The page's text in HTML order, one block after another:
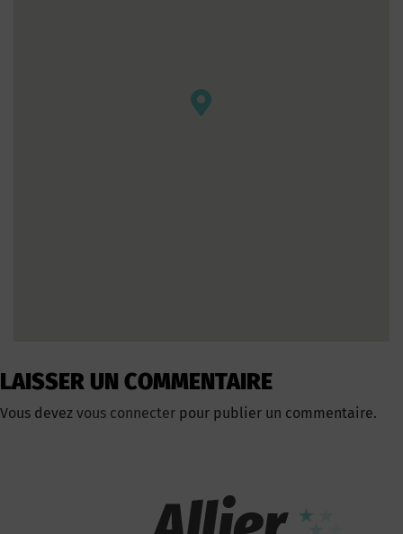
LAISSER UN COMMENTAIRE
Vous devez vous connecter pour publier un commentaire.